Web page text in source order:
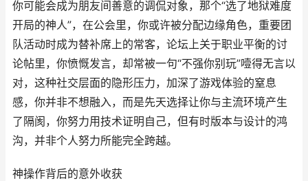
你可能会成为朋友间善意的调侃对象，那个“选了地狱难度
开局的神人”，在公会里，你或许被分配边缘角色，重要团
队活动时成为替补席上的常客，论坛上关于职业平衡的讨
论帖里，你愤慨发言，却常被一句“不强你别玩”噎得无言以
对，这种社交层面的隐形压力，加深了游戏体验的窒息
感，你并非不想融入，而是先天选择让你与主流环境产生
了隔阂，你努力用技术证明自己，但有时版本与设计的鸿
沟，并非个人努力所能完全跨越。
神操作背后的意外收获